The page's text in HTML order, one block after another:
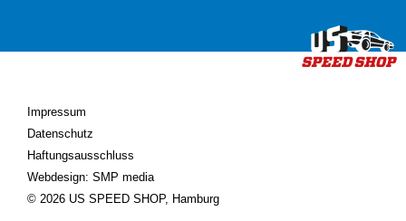
Impressum
Datenschutz
Haftungsausschluss
Webdesign: SMP media
© 2026 US SPEED SHOP, Hamburg